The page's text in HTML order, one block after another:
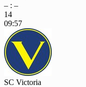
– : –
14
09:57
SC Victoria